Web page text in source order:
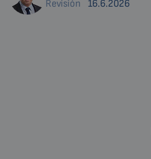
Revisión
16.6.2026